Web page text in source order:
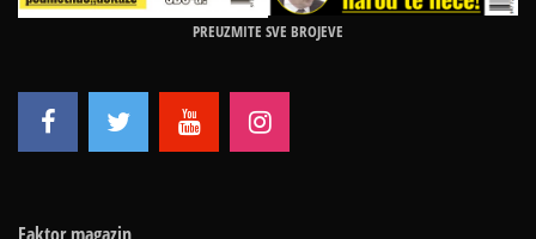
PREUZMITE SVE BROJEVE